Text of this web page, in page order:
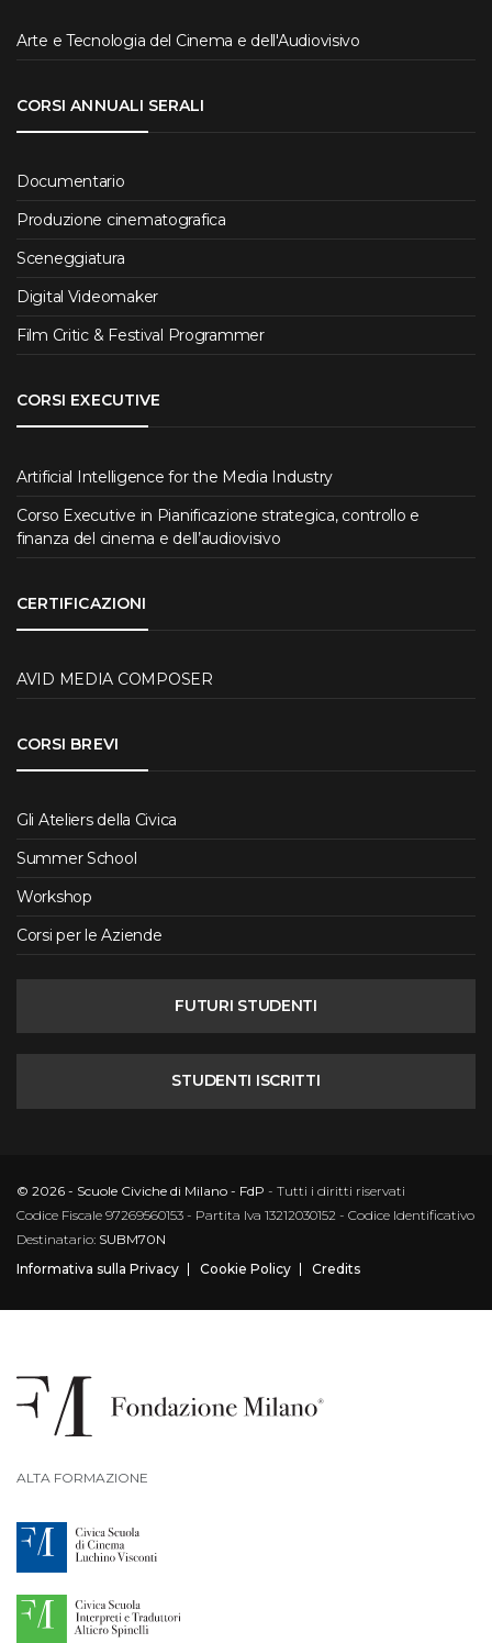
Arte e Tecnologia del Cinema e dell'Audiovisivo
CORSI ANNUALI SERALI
Documentario
Produzione cinematografica
Sceneggiatura
Digital Videomaker
Film Critic & Festival Programmer
CORSI EXECUTIVE
Artificial Intelligence for the Media Industry
Corso Executive in Pianificazione strategica, controllo e
finanza del cinema e dell’audiovisivo
CERTIFICAZIONI
AVID MEDIA COMPOSER
CORSI BREVI
Gli Ateliers della Civica
Summer School
Workshop
Corsi per le Aziende
FUTURI STUDENTI
STUDENTI ISCRITTI
© 2026 - Scuole Civiche di Milano - FdP - Tutti i diritti riservati
Codice Fiscale 97269560153 - Partita Iva 13212030152 - Codice Identificativo
Destinatario: SUBM70N
Informativa sulla Privacy
Cookie Policy Credits
ALTA FORMAZIONE